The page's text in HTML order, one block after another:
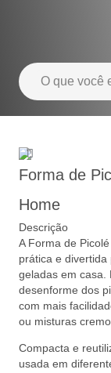
Forma de
Home
Descrição
A Forma de
prática e
geladas em casa.
desenforme dos
com mais
ou misturas
Compacta e
usada em